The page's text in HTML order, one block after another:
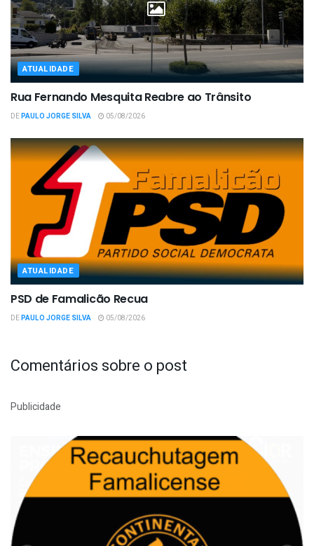
ATUALIDADE
Rua Fernando Mesquita Reabre ao Trânsito
DEPAULO JORGE SILVA 05/08/2026
ATUALIDADE
PSD de Famalicão Recua
DEPAULO JORGE SILVA 05/08/2026
Comentários sobre o post
Publicidade